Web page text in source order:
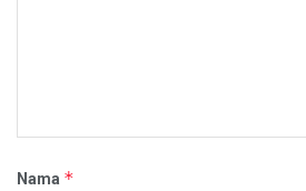
Nama *